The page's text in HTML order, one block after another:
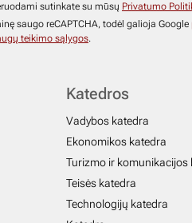
sutinkate su mūsų Privatumo
saugo reCAPTCHA, todėl galioja Google
teikimo sąlygos.
Katedros
Vadybos katedra
Ekonomikos katedra
Turizmo ir komunikacijos
Teisės katedra
Technologijų katedra